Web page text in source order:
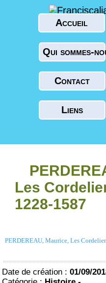
Accueil
Qui sommes-
Contact
Liens
Les
1228-1587
PERDEREAU, Maurice, Les
Date de création : 01/09/